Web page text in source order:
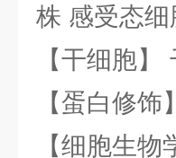
株 感受态
【干细胞
【蛋白修
【细胞生